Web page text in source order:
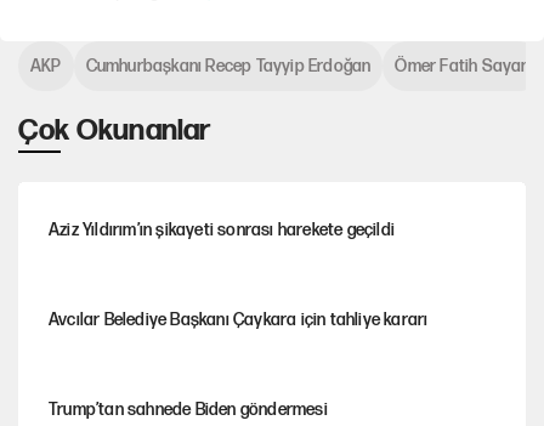
Çok Okunanlar
Aziz Yıldırım’ın şikayeti sonrası harekete geçildi
Avcılar Belediye Başkanı Çaykara için tahliye kararı
Trump’tan sahnede Biden göndermesi
AKP Cumhurbaşkanı Recep Tayyip Erdoğan Ömer Fatih Sayan